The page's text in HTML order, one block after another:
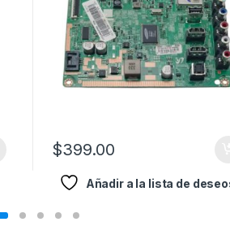
$399.00
Añadir a la lista de